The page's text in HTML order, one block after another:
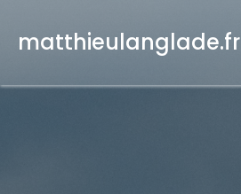
contenu
matthieulanglade.fr